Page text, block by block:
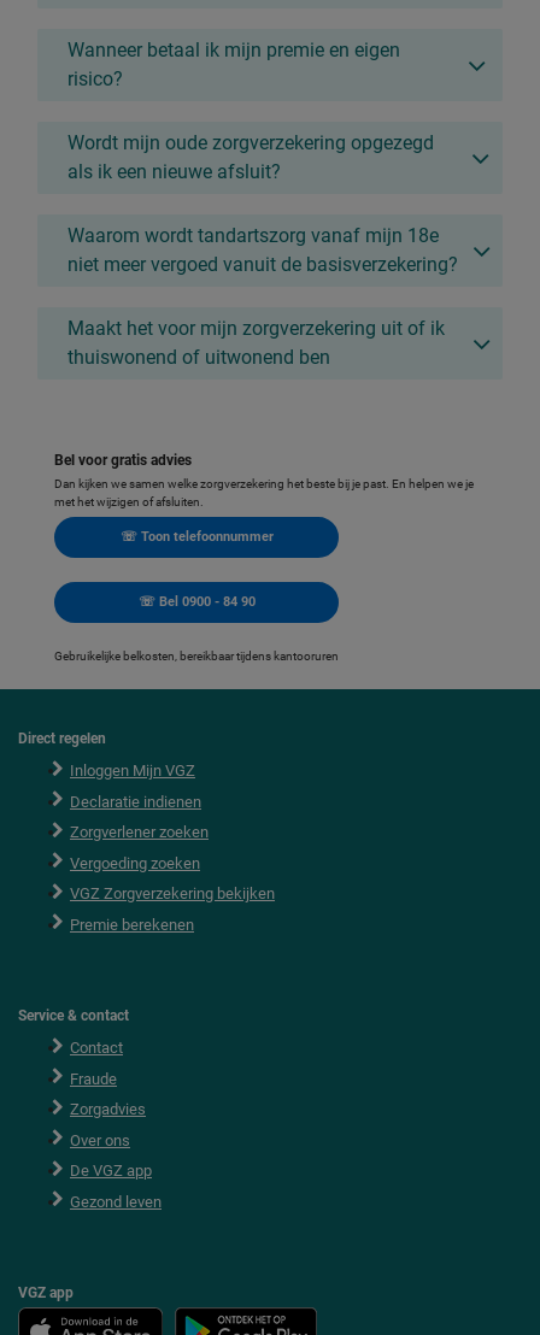
Wanneer betaal ik mijn premie en eigen
risico?
Wordt mijn oude zorgverzekering opgezegd
als ik een nieuwe afsluit?
Waarom wordt tandartszorg vanaf mijn 18e
niet meer vergoed vanuit de basisverzekering?
Maakt het voor mijn zorgverzekering uit of ik
thuiswonend of uitwonend ben
Bel voor gratis advies
Dan kijken we samen welke zorgverzekering het beste bij je past. En helpen we je
met het wijzigen of afsluiten.
☏ Toon telefoonnummer
☏ Bel 0900 - 84 90
Gebruikelijke belkosten, bereikbaar tijdens kantooruren
Direct regelen
Inloggen Mijn VGZ
Declaratie indienen
Zorgverlener zoeken
Vergoeding zoeken
VGZ Zorgverzekering bekijken
Premie berekenen
Service & contact
Contact
Fraude
Zorgadvies
Over ons
De VGZ app
Gezond leven
VGZ app